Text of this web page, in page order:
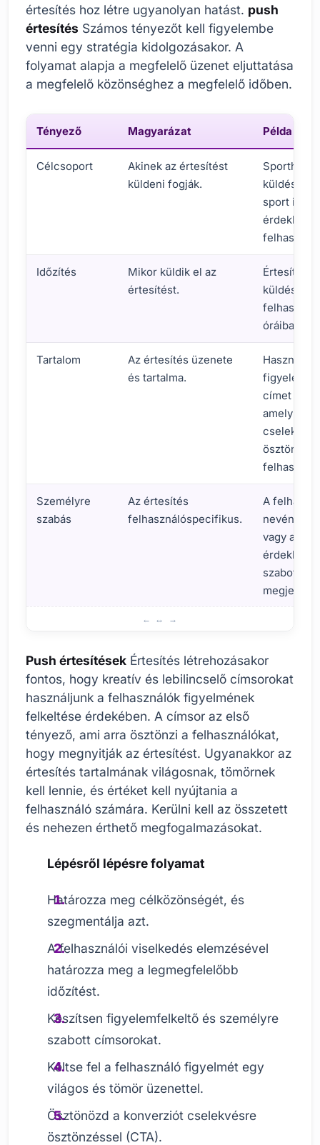
értesítés hoz létre ugyanolyan hatást. push
értesítés Számos tényezőt kell figyelembe
venni egy stratégia kidolgozásakor. A
folyamat alapja a megfelelő üzenet eljuttatása
a megfelelő közönséghez a megfelelő időben.
Tényező Magyarázat Példa
Célcsoport
Akinek az értesítést
küldeni fogják.
Sporthírek
küldése
sport iránt
érdeklődő
Időzítés
Mikor küldik el az
értesítést.
Értesítések
küldése a
óráiban.
Tartalom
Az értesítés üzenete
és tartalma.
Használjon
címet és
amely
ösztönzi a
Személyre
szabás
Az értesítés
felhasználóspecifikus.
A
nevén
vagy az
szabott
Push értesítések Értesítés létrehozásakor
fontos, hogy kreatív és lebilincselő címsorokat
használjunk a felhasználók figyelmének
felkeltése érdekében. A címsor az első
tényező, ami arra ösztönzi a felhasználókat,
hogy megnyitják az értesítést. Ugyanakkor az
értesítés tartalmának világosnak, tömörnek
kell lennie, és értéket kell nyújtania a
felhasználó számára. Kerülni kell az összetett
és nehezen érthető megfogalmazásokat.
Lépésről lépésre folyamat
Határozza meg célközönségét, és
szegmentálja azt.
A felhasználói viselkedés elemzésével
határozza meg a legmegfelelőbb
időzítést.
Készítsen figyelemfelkeltő és személyre
szabott címsorokat.
Keltse fel a felhasználó figyelmét egy
világos és tömör üzenettel.
Ösztönözd a konverziót cselekvésre
ösztönzéssel (CTA).